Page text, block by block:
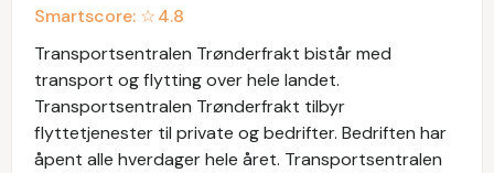
Smartscore: ☆4.8
Transportsentralen Trønderfrakt bistår med
transport og flytting over hele landet.
Transportsentralen Trønderfrakt tilbyr
flyttetjenester til private og bedrifter. Bedriften har
åpent alle hverdager hele året. Transportsentralen